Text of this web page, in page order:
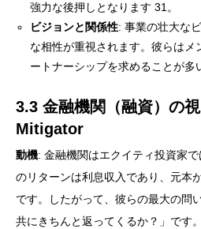
強力な後押しとなります 31。
ビジョンと関係性: 事業の壮大な
な相性が重視されます。彼らはメ
ートナーシップを求めることが多
3.3 金融機関（融資）の
Mitigator
動機: 金融機関はエクイティ投資家
のリターンは利息収入であり、元本
です。したがって、彼らの最大の問
共にきちんと返ってくるか？」です